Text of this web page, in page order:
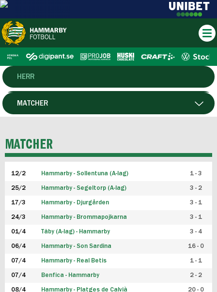
HERR
DAM
P19
F19
FUTSAL HERR
FUTSAL DAM
MATCHER
MATCHER
12/2 Hammarby - Sollentuna (A-lag) 1 - 3
25/2 Hammarby - Segeltorp (A-lag) 3 - 2
17/3 Hammarby - Djurgården 3 - 1
24/3 Hammarby - Brommapojkarna 3 - 1
01/4 Täby (A-lag) - Hammarby 3 - 4
06/4 Hammarby - Son Sardina 16 - 0
07/4 Hammarby - Real Betis 1 - 1
07/4 Benfica - Hammarby 2 - 2
08/4 Hammarby - Platges de Calvià 20 - 0